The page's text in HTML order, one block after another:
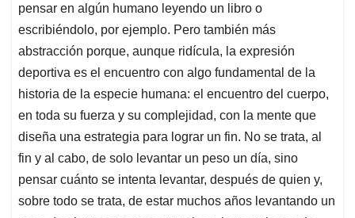
pensar en algún humano leyendo un libro o
escribiéndolo, por ejemplo. Pero también más
abstracción porque, aunque ridícula, la expresión
deportiva es el encuentro con algo fundamental de la
historia de la especie humana: el encuentro del cuerpo,
en toda su fuerza y su complejidad, con la mente que
diseña una estrategia para lograr un fin. No se trata, al
fin y al cabo, de solo levantar un peso un día, sino
pensar cuánto se intenta levantar, después de quien y,
sobre todo se trata, de estar muchos años levantando un